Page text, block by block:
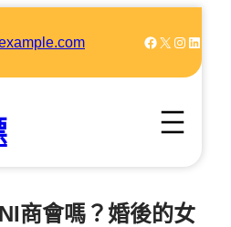
Facebook X Instagram LinkedIn
商會嗎？婚後的女